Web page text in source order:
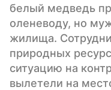
белый медведь
оленеводу, но
жилища.
природных
ситуацию на
вылетели на